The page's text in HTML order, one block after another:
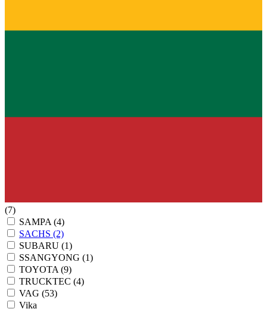
(7)
SAMPA (4)
SACHS (2)
SUBARU (1)
SSANGYONG (1)
TOYOTA (9)
TRUCKTEC (4)
VAG (53)
Vika